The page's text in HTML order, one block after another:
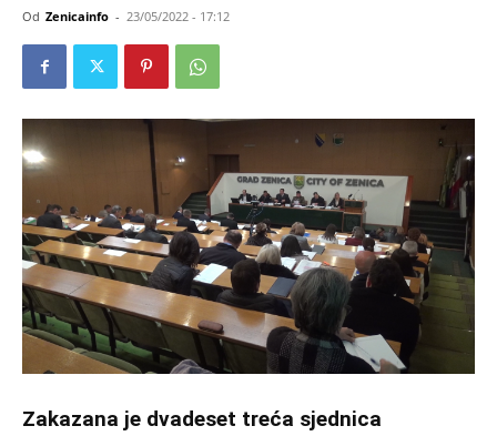
Od Zenicainfo - 23/05/2022 - 17:12
Zakazana je dvadeset treća sjednica